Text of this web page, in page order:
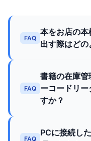
FAQ
本をお店の本
出す際はど
FAQ
書籍の在庫管
ーコードリ
すか？
FAQ
PCに接続し